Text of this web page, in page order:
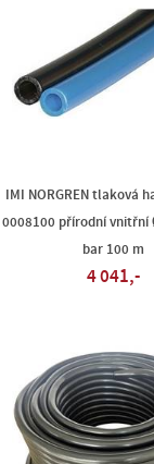
IMI NORGREN tlaková
0008100 přírodní vnitřní
bar 100 m
4 041,-